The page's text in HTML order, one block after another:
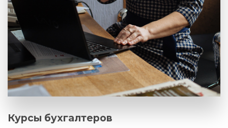
Курсы бухгалтеров